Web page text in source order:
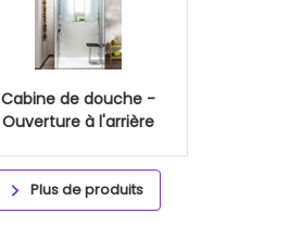
Cabine de douche -
Ouverture à l'arrière
Plus de produits